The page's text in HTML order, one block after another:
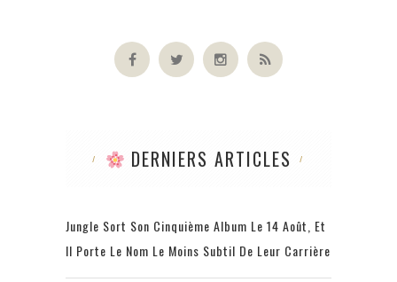
DERNIERS ARTICLES
Jungle Sort Son Cinquième Album Le 14 Août, Et
Il Porte Le Nom Le Moins Subtil De Leur Carrière